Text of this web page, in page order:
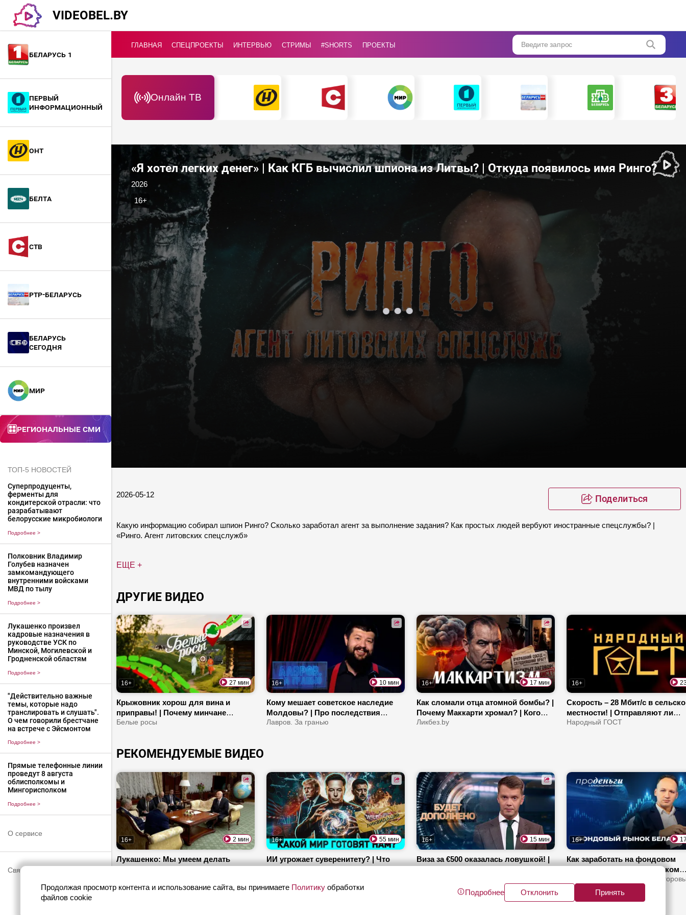
VIDEOBEL.BY
Беларусь 1
Первый
информационный
ОНТ
БелТА
СТВ
РТР-Беларусь
БЕЛАРУСЬ
СЕГОДНЯ
МИР
Региональные СМИ
ТОП-5 НОВОСТЕЙ
Суперпродуценты,
ферменты для
кондитерской отрасли: что
разрабатывают
белорусские микробиологи
Подробнее >
Полковник Владимир
Голубев назначен
замкомандующего
внутренними войсками
МВД по тылу
Подробнее >
Лукашенко произвел
кадровые назначения в
руководстве УСК по
Минской, Могилевской и
Гродненской областям
Подробнее >
"Действительно важные
темы, которые надо
транслировать и слушать".
О чем говорили брестчане
на встрече с Эйсмонтом
Подробнее >
Прямые телефонные линии
проведут 8 августа
облисполкомы и
Мингорисполком
Подробнее >
О сервисе
Связаться с нами
ГЛАВНАЯ СПЕЦПРОЕКТЫ ИНТЕРВЬЮ СТРИМЫ #Shorts ПРОЕКТЫ Введите запрос
Онлайн ТВ
«Я хотел легких денег» | Как КГБ вычислил шпиона из Литвы? | Откуда появилось имя Ринго?
2026
16+
2026-05-12 Поделиться
Какую информацию собирал шпион Ринго? Сколько заработал агент за выполнение задания? Как простых людей вербуют иностранные спецслужбы? |
«Ринго. Агент литовских спецслужб»
ЕЩЕ +
ДРУГИЕ ВИДЕО
16+ 27 мин
Крыжовник хорош для вина и
приправы! | Почему минчане
переехали в деревню? | Какой сорт
Белые росы
16+ 10 мин
Кому мешает советское наследие
Молдовы? | Про последствия
пожаров во Франции | Зачем
Лавров. За гранью
16+ 17 мин
Как сломали отца атомной бомбы? |
Почему Маккарти хромал? | Кого
казнили в США за шпионаж?
Ликбез.by
16+
Скорость – 28 Мбит/с в
местности! | Отправляют ли
белорусы письма? | Где в
Народный ГОСТ
РЕКОМЕНДУЕМЫЕ ВИДЕО
16+ 2 мин
Лукашенко: Мы умеем делать
16+ 55 мин
ИИ угрожает суверенитету? | Что
мигранты?
16+ 15 мин
Виза за €500 оказалась ловушкой! |
ответит за 115 пострадавших?
16+
Как заработать на фондовом
рынке? | Контроль за рынком
криптовалют в Беларуси | Куда
выгоднее инвестировать?
Про деньги с Александром
Продолжая просмотр контента и использование сайта, вы принимаете Политику обработки
файлов cookie
Подробнее Отклонить Принять